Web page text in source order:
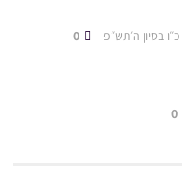
כ״ו בסיון ה׳תש״פ